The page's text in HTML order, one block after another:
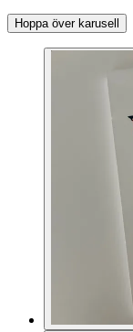
Hoppa över karusell